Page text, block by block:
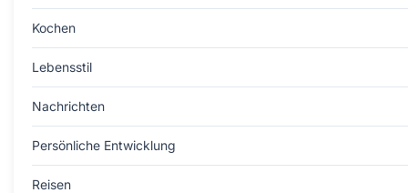
Kochen
Lebensstil
Nachrichten
Persönliche Entwicklung
Reisen